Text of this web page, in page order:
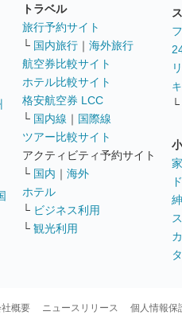
トラベル
旅行予約サイト
└ 国内旅行 ｜ 海外旅行
航空券比較サイト
ホテル比較サイト
格安航空券 LCC
└ 国内線 ｜ 国際線
ツアー比較サイト
アクティビティ予約サイト
└ 国内 ｜ 海外
ホテル
└ ビジネス利用
└ 観光利用
└
概要 ニュースリリース 個人情報保